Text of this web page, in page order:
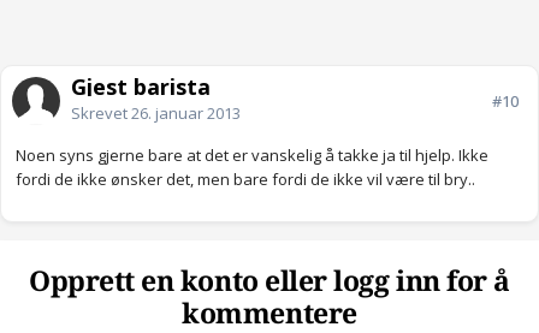
Gjest barista
Skrevet26. januar 2013
#10
Noen syns gjerne bare at det er vanskelig å takke ja til hjelp. Ikke
fordi de ikke ønsker det, men bare fordi de ikke vil være til bry..
Opprett en konto eller logg inn for å
kommentere